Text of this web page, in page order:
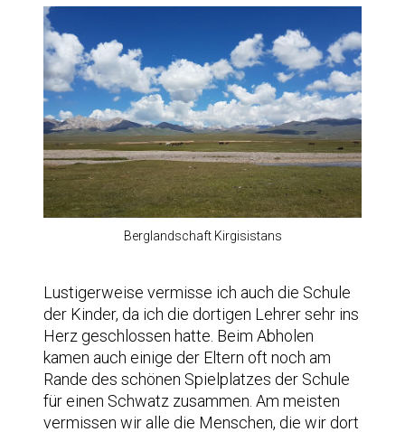
Berglandschaft Kirgisistans
Lustigerweise vermisse ich auch die Schule
der Kinder, da ich die dortigen Lehrer sehr ins
Herz geschlossen hatte. Beim Abholen
kamen auch einige der Eltern oft noch am
Rande des schönen Spielplatzes der Schule
für einen Schwatz zusammen. Am meisten
vermissen wir alle die Menschen, die wir dort